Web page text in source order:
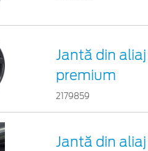
Jantă din
premium
2179859
Jantă din